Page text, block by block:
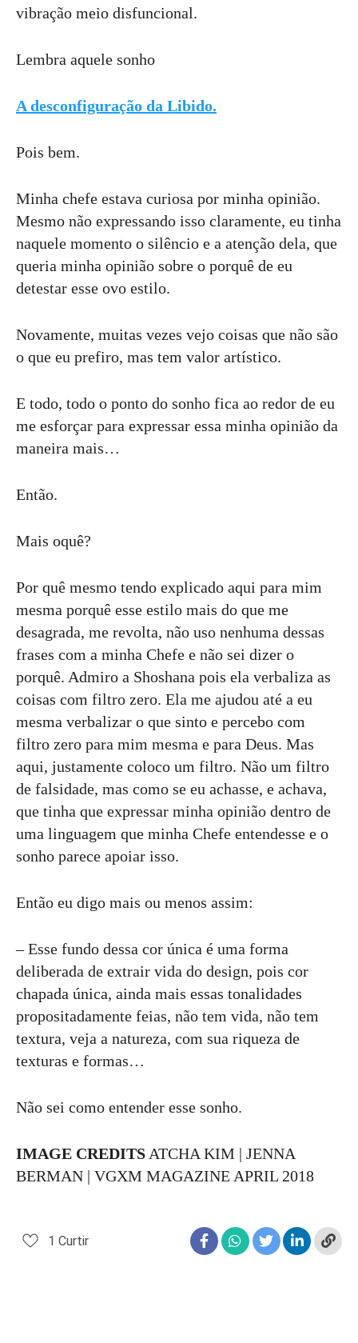
vibração meio disfuncional.
Lembra aquele sonho
A desconfiguração da Libido.
Pois bem.
Minha chefe estava curiosa por minha opinião.
Mesmo não expressando isso claramente, eu tinha
naquele momento o silêncio e a atenção dela, que
queria minha opinião sobre o porquê de eu
detestar esse ovo estilo.
Novamente, muitas vezes vejo coisas que não são
o que eu prefiro, mas tem valor artístico.
E todo, todo o ponto do sonho fica ao redor de eu
me esforçar para expressar essa minha opinião da
maneira mais…
Então.
Mais oquê?
Por quê mesmo tendo explicado aqui para mim
mesma porquê esse estilo mais do que me
desagrada, me revolta, não uso nenhuma dessas
frases com a minha Chefe e não sei dizer o
porquê. Admiro a Shoshana pois ela verbaliza as
coisas com filtro zero. Ela me ajudou até a eu
mesma verbalizar o que sinto e percebo com
filtro zero para mim mesma e para Deus. Mas
aqui, justamente coloco um filtro. Não um filtro
de falsidade, mas como se eu achasse, e achava,
que tinha que expressar minha opinião dentro de
uma linguagem que minha Chefe entendesse e o
sonho parece apoiar isso.
Então eu digo mais ou menos assim:
– Esse fundo dessa cor única é uma forma
deliberada de extrair vida do design, pois cor
chapada única, ainda mais essas tonalidades
propositadamente feias, não tem vida, não tem
textura, veja a natureza, com sua riqueza de
texturas e formas…
Não sei como entender esse sonho.
IMAGE CREDITS ATCHA KIM | JENNA
BERMAN | VGXM MAGAZINE APRIL 2018
1 Curtir